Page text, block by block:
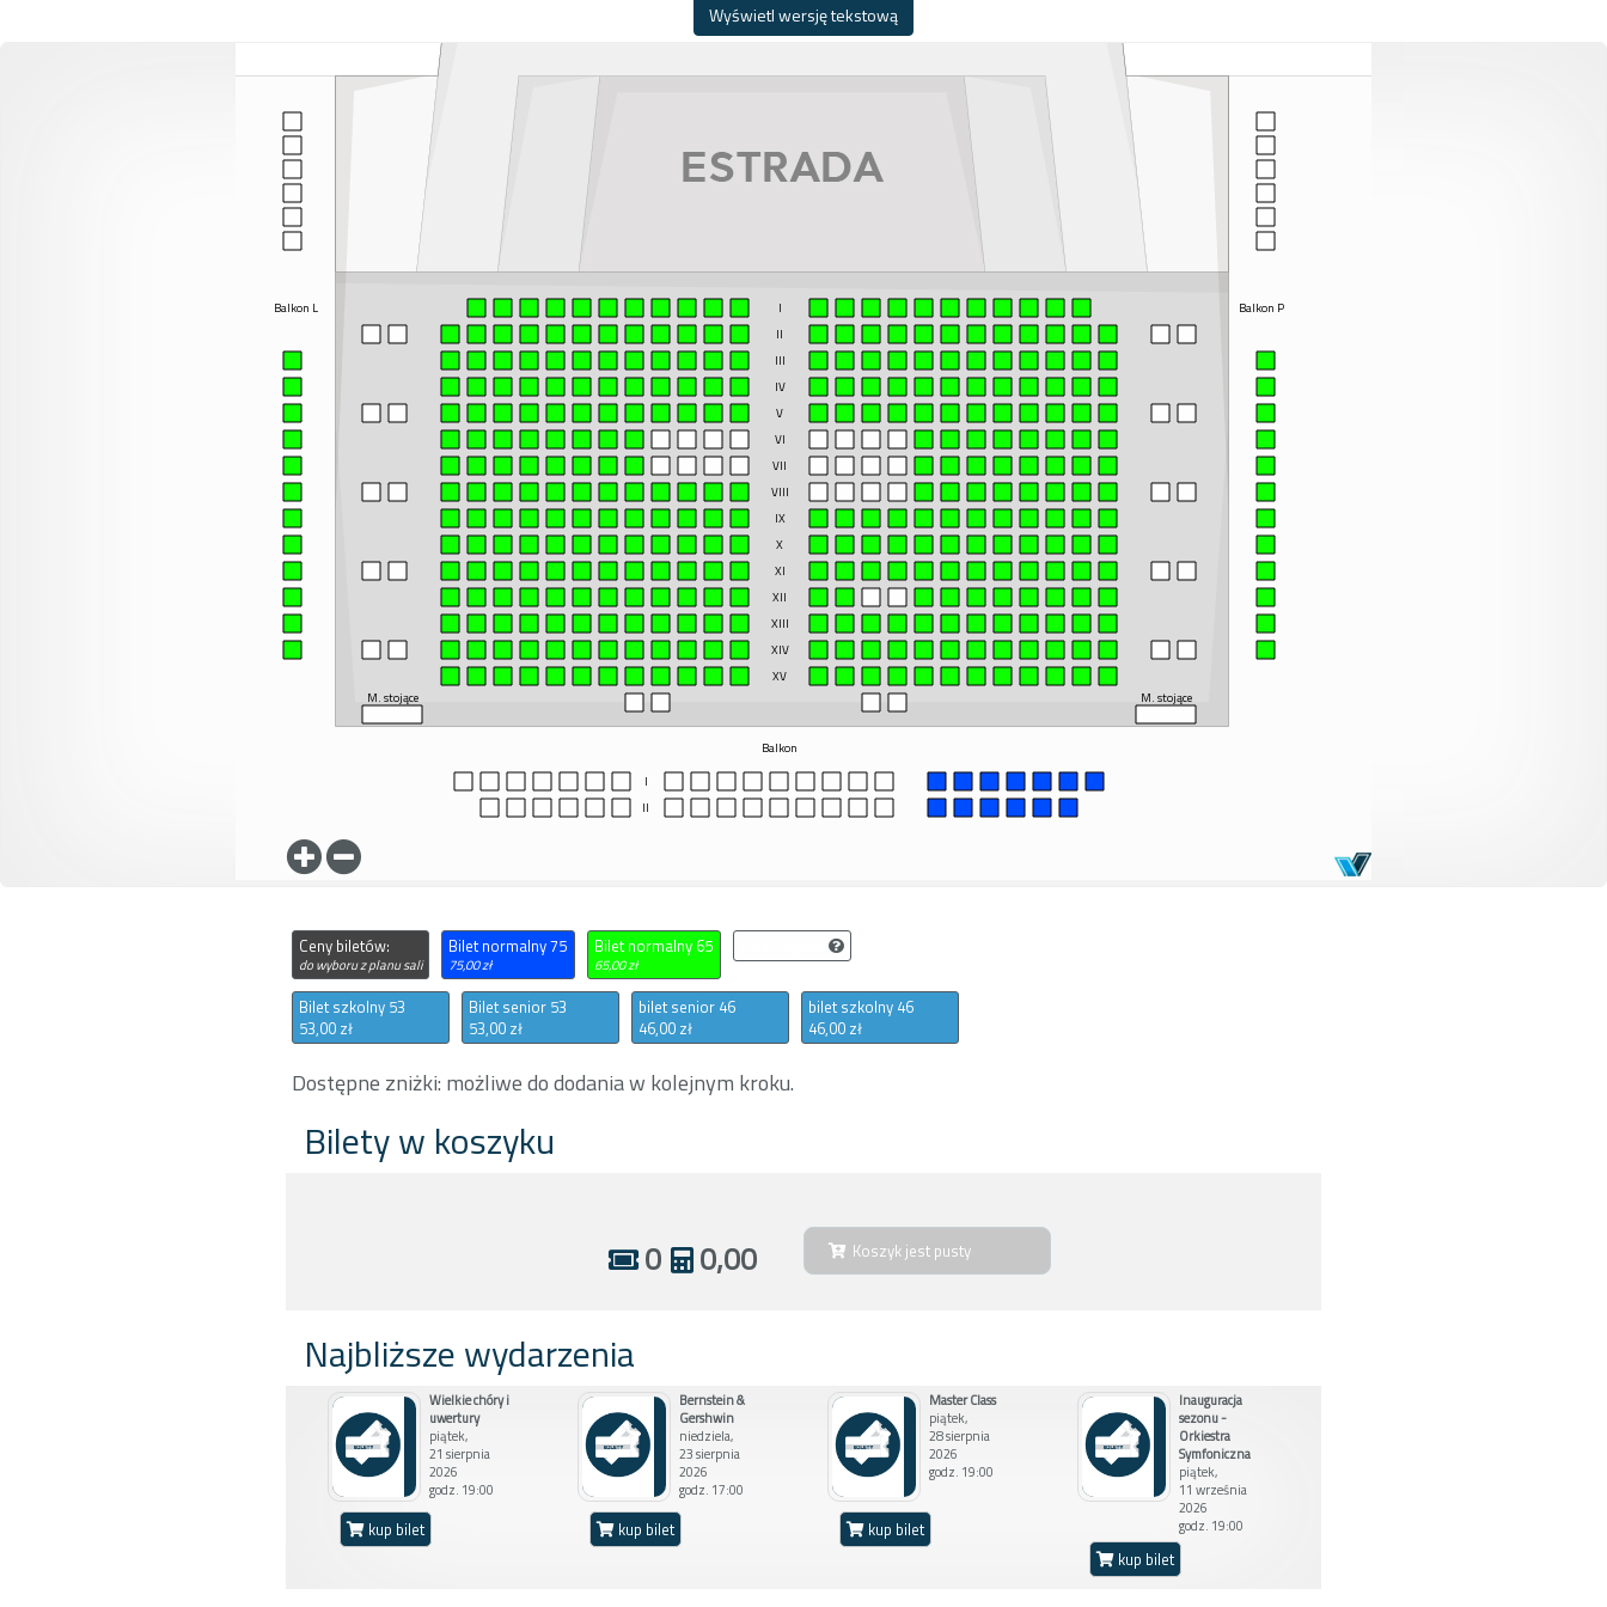
Wyświetl wersję tekstową
Balkon L Balkon P
Balkon
I
II
III
IV
V
VI
VII
VIII
IX
X
XI
XII
XIII
XIV
XV
I
II
M. stojące M. stojące
Ceny biletów:
do wyboru z planu sali
Bilet normalny 75
75,00 zł
Bilet normalny 65
65,00 zł
Bilet szkolny 53
53,00 zł
Bilet senior 53
53,00 zł
bilet senior 46
46,00 zł
bilet szkolny 46
46,00 zł
Dostępne zniżki: możliwe do dodania w kolejnym kroku.
Bilety w koszyku
0 0,00 Koszyk jest pusty
Najbliższe wydarzenia
Wielkie chóry i
uwertury
piątek,
21 sierpnia
2026
godz. 19:00
kup bilet
Bernstein &
Gershwin
niedziela,
23 sierpnia
2026
godz. 17:00
kup bilet
Master Class
piątek,
28 sierpnia
2026
godz. 19:00
kup bilet
Inauguracja
sezonu -
Orkiestra
Symfoniczna
piątek,
11 września
2026
godz. 19:00
kup bilet